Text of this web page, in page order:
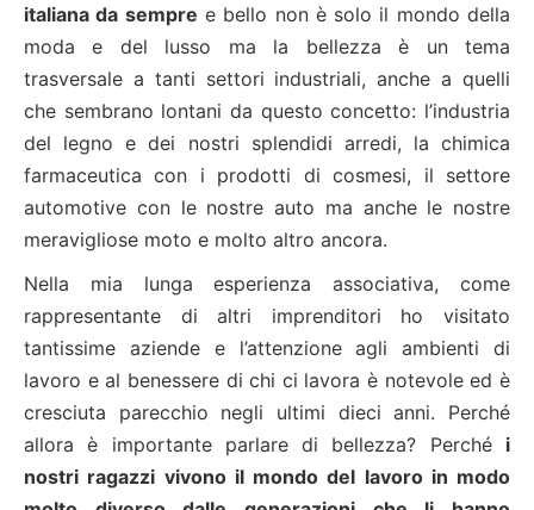
italiana da sempre e bello non è solo il mondo della
moda e del lusso ma la bellezza è un tema
trasversale a tanti settori industriali, anche a quelli
che sembrano lontani da questo concetto: l’industria
del legno e dei nostri splendidi arredi, la chimica
farmaceutica con i prodotti di cosmesi, il settore
automotive con le nostre auto ma anche le nostre
meravigliose moto e molto altro ancora.
Nella mia lunga esperienza associativa, come
rappresentante di altri imprenditori ho visitato
tantissime aziende e l’attenzione agli ambienti di
lavoro e al benessere di chi ci lavora è notevole ed è
cresciuta parecchio negli ultimi dieci anni. Perché
allora è importante parlare di bellezza? Perché i
nostri ragazzi vivono il mondo del lavoro in modo